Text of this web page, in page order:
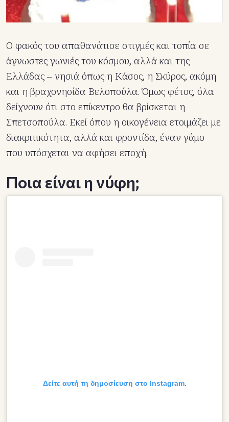
Ο φακός του απαθανάτισε στιγμές και τοπία σε
άγνωστες γωνιές του κόσμου, αλλά και της
Ελλάδας – νησιά όπως η Κάσος, η Σκύρος, ακόμη
και η βραχονησίδα Βελοπούλα. Όμως φέτος, όλα
δείχνουν ότι στο επίκεντρο θα βρίσκεται η
Σπετσοπούλα. Εκεί όπου η οικογένεια ετοιμάζει με
διακριτικότητα, αλλά και φροντίδα, έναν γάμο
που υπόσχεται να αφήσει εποχή.
Ποια είναι η νύφη;
Δείτε αυτή τη δημοσίευση στο Instagram.